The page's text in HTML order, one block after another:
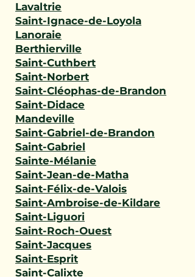
Lavaltrie
Saint-Ignace-de-Loyola
Lanoraie
Berthierville
Saint-Cuthbert
Saint-Norbert
Saint-Cléophas-de-Brandon
Saint-Didace
Mandeville
Saint-Gabriel-de-Brandon
Saint-Gabriel
Sainte-Mélanie
Saint-Jean-de-Matha
Saint-Félix-de-Valois
Saint-Ambroise-de-Kildare
Saint-Liguori
Saint-Roch-Ouest
Saint-Jacques
Saint-Esprit
Saint-Calixte